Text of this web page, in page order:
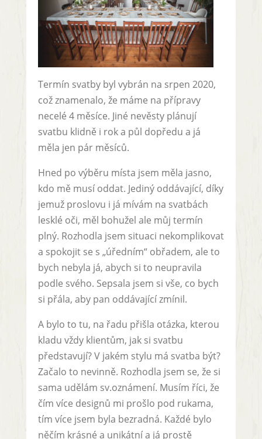
Termín svatby byl vybrán na srpen 2020,
což znamenalo, že máme na přípravy
necelé 4 měsíce. Jiné nevěsty plánují
svatbu klidně i rok a půl dopředu a já
měla jen pár měsíců.
Hned po výběru místa jsem měla jasno,
kdo mě musí oddat. Jediný oddávající, díky
jemuž proslovu i já mívám na svatbách
lesklé oči, měl bohužel ale můj termín
plný. Rozhodla jsem situaci nekomplikovat
a spokojit se s „úředním“ obřadem, ale to
bych nebyla já, abych si to neupravila
podle svého. Sepsala jsem si vše, co bych
si přála, aby pan oddávající zmínil.
A bylo to tu, na řadu přišla otázka, kterou
kladu vždy klientům, jak si svatbu
představují? V jakém stylu má svatba být?
Začalo to nevinně. Rozhodla jsem se, že si
sama udělám sv.oznámení. Musím říci, že
čím více designů mi prošlo pod rukama,
tím více jsem byla bezradná. Každé bylo
něčím krásné a unikátní a já prostě